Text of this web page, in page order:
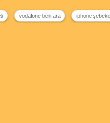
vodafone beni ara iphone